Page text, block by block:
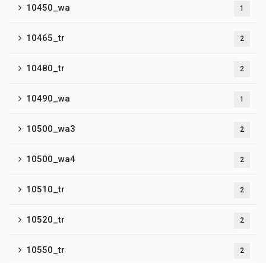
10450_wa 1
10465_tr 2
10480_tr 2
10490_wa 1
10500_wa3 2
10500_wa4 2
10510_tr 2
10520_tr 2
10550_tr 2